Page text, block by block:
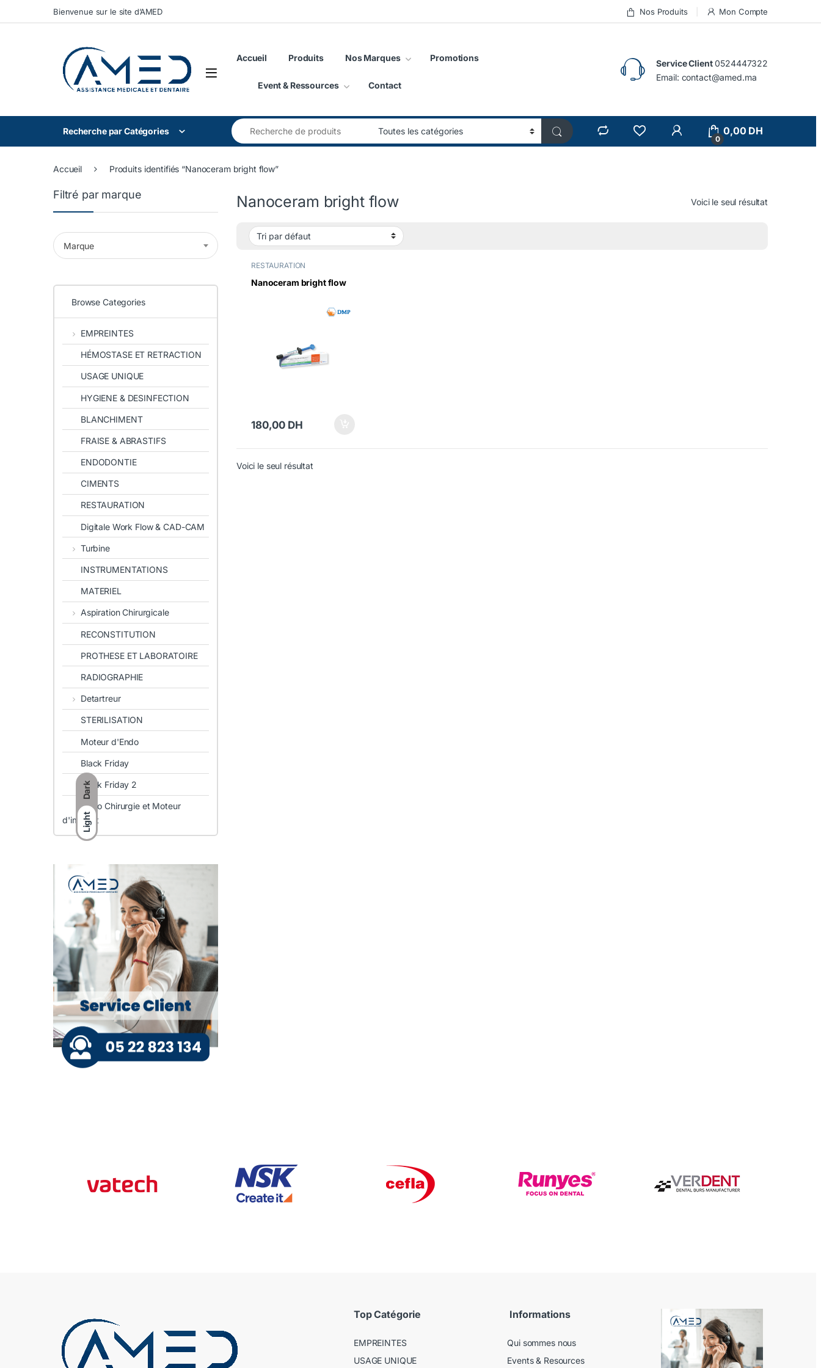
Dark
Light
Skip to navigation
Skip to contentBienvenue sur le site d’AMED Nos Produits Mon Compte
Accueil Produits Nos Marques Promotions
Event & Ressources Contact
Service Client 0524447322
Email: contact@amed.ma
Recherche par Catégories
Search for:
0
0,00 DH
Accueil Produits identifiés “Nanoceram bright flow”
Nanoceram bright flow Voici le seul résultat
RESTAURATION
Nanoceram bright flow
180,00 DH
Voici le seul résultat
Filtré par marque
Marque
Browse Categories
EMPREINTES
HÉMOSTASE ET RETRACTION
USAGE UNIQUE
HYGIENE & DESINFECTION
BLANCHIMENT
FRAISE & ABRASTIFS
ENDODONTIE
CIMENTS
RESTAURATION
Digitale Work Flow & CAD-CAM
Turbine
INSTRUMENTATIONS
MATERIEL
Aspiration Chirurgicale
RECONSTITUTION
PROTHESE ET LABORATOIRE
RADIOGRAPHIE
Detartreur
STERILISATION
Moteur d'Endo
Black Friday
Black Friday 2
Piezo Chirurgie et Moteur
d'implant
Top Catégorie
EMPREINTES
USAGE UNIQUE
Informations
Qui sommes nous
Events & Resources